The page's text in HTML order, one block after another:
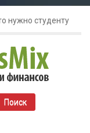
нужно студенту
для
инструменты для